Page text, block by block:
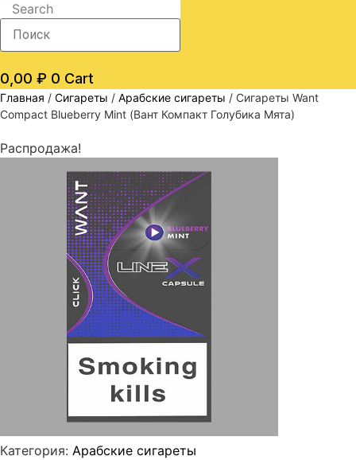
Search
0,00 ₽ 0 Cart
Главная / Сигареты / Арабские сигареты / Сигареты Want
Compact Blueberry Mint (Вант Компакт Голубика Мята)
Распродажа!
Категория: Арабские сигареты